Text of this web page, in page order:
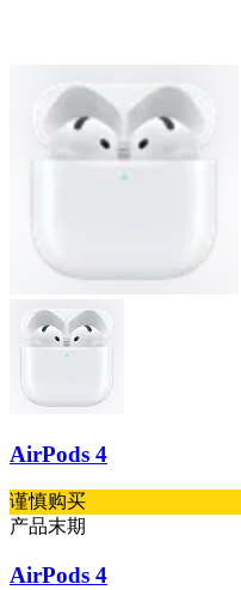
AirPods 4
谨慎购买
产品末期
AirPods 4